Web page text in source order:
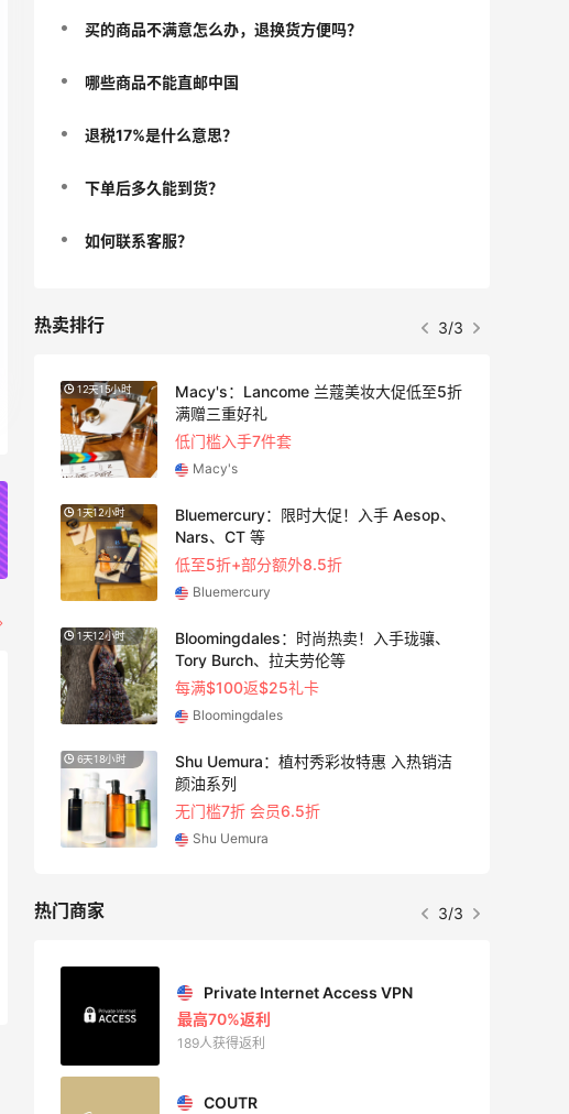
买的商品不满意怎么办，退换货方便吗？
哪些商品不能直邮中国
退税17%是什么意思？
下单后多久能到货？
如何联系客服？
热卖排行 3/3
12天15小时
Macy's：Lancome 兰蔻美妆大促低至5折
满赠三重好礼
低门槛入手7件套
Macy's
1天12小时
Bluemercury：限时大促！入手 Aesop、
Nars、CT 等
低至5折+部分额外8.5折
Bluemercury
1天12小时
Bloomingdales：时尚热卖！入手珑骧、
Tory Burch、拉夫劳伦等
每满$100返$25礼卡
Bloomingdales
6天18小时
Shu Uemura：植村秀彩妆特惠 入热销洁
颜油系列
无门槛7折 会员6.5折
Shu Uemura
热门商家 3/3
Private Internet Access VPN
最高70%返利
189人获得返利
COUTR